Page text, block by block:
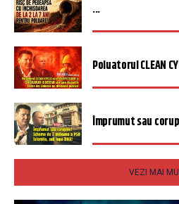
...
Poluatorul CLEAN
Împrumut sau
VEZI MAI